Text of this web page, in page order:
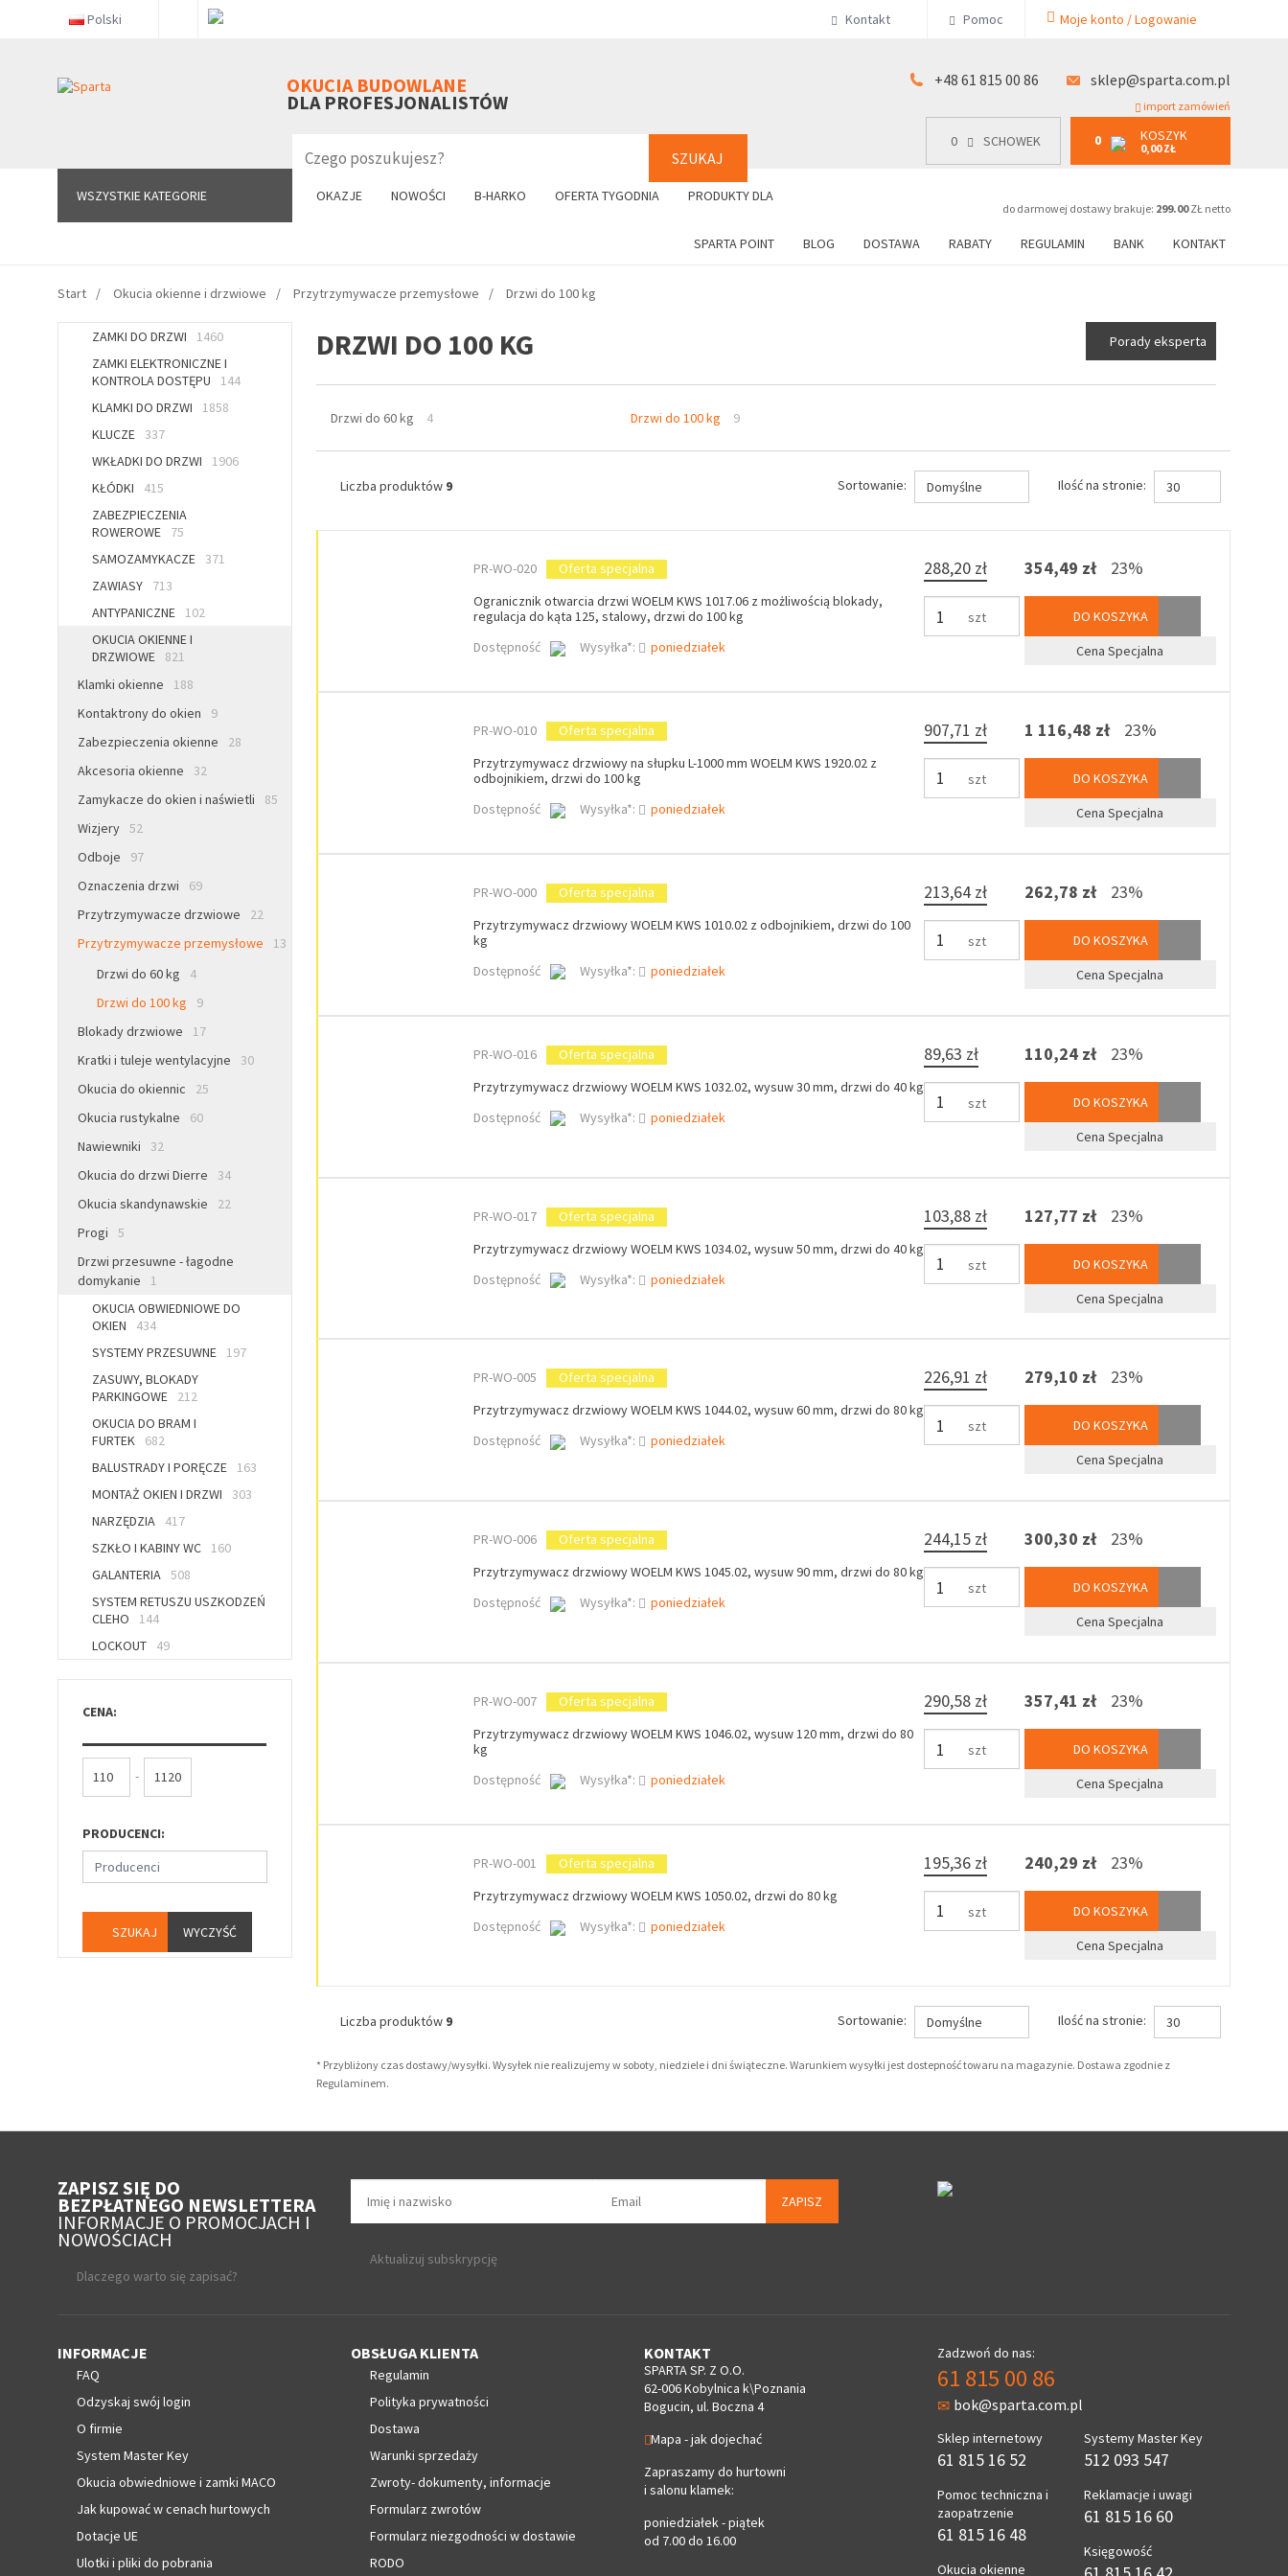
Polski Kontakt Pomoc Moje konto / Logowanie
OKUCIA BUDOWLANE
DLA PROFESJONALISTÓW
SZUKAJ
+48 61 815 00 86 sklep@sparta.com.pl
import zamówień
0 SCHOWEK 0 KOSZYK
0,00 ZŁ
do darmowej dostawy brakuje: 299.00ZŁ netto
WSZYSTKIE KATEGORIE OKAZJE NOWOŚCI B-HARKO OFERTA TYGODNIA PRODUKTY DLA
SPARTA POINT BLOG DOSTAWA RABATY REGULAMIN BANK KONTAKT
WSZYSTKIE KATEGORIE 0 SCHOWEK 0 KOSZYK
0,00 ZŁ
+48 61 815 00 86
Start Okucia okienne i drzwiowe Przytrzymywacze przemysłowe Drzwi do 100 kg
ZAMKI DO DRZWI
1460
ZAMKI ELEKTRONICZNE I
KONTROLA DOSTĘPU
144
KLAMKI DO DRZWI
1858
KLUCZE
337
WKŁADKI DO DRZWI
1906
KŁÓDKI
415
ZABEZPIECZENIA
ROWEROWE
75
SAMOZAMYKACZE
371
ZAWIASY
713
ANTYPANICZNE
102
OKUCIA OKIENNE I
DRZWIOWE
821
Klamki okienne
188
Kontaktrony do okien
9
Zabezpieczenia okienne
28
Akcesoria okienne
32
Zamykacze do okien i naświetli
85
Wizjery 52
Odboje
97
Oznaczenia drzwi
69
Przytrzymywacze drzwiowe
22
Przytrzymywacze przemysłowe
13
Drzwi do 60 kg
4
Drzwi do 100 kg
9
Blokady drzwiowe
17
Kratki i tuleje wentylacyjne
30
Okucia do okiennic
25
Okucia rustykalne
60
Nawiewniki
32
Okucia do drzwi Dierre
34
Okucia skandynawskie
22
Progi
5
Drzwi przesuwne - łagodne
domykanie
1
OKUCIA OBWIEDNIOWE DO
OKIEN
434
SYSTEMY PRZESUWNE
197
ZASUWY, BLOKADY
PARKINGOWE
212
OKUCIA DO BRAM I
FURTEK
682
BALUSTRADY I PORĘCZE
163
MONTAŻ OKIEN I DRZWI
303
NARZĘDZIA
417
SZKŁO I KABINY WC
160
GALANTERIA 508
SYSTEM RETUSZU USZKODZEŃ
CLEHO
144
LOCKOUT
49
CENA:
-
PRODUCENCI:
Producenci
WYCZYŚĆ
DRZWI DO 100 KG Porady eksperta
Drzwi do 60 kg 4 Drzwi do 100 kg 9
Liczba produktów 9 Sortowanie: Domyślne Ilość na stronie: 30
PR-WO-020
Oferta specjalna
Ogranicznik otwarcia drzwi WOELM KWS 1017.06 z możliwością blokady,
regulacja do kąta 125, stalowy, drzwi do 100 kg
Dostępność
Wysyłka*: poniedziałek
288,20 zł
szt
354,49 zł 23%
DO KOSZYKA
Cena Specjalna
PR-WO-010
Oferta specjalna
Przytrzymywacz drzwiowy na słupku L-1000 mm WOELM KWS 1920.02 z
odbojnikiem, drzwi do 100 kg
Dostępność
Wysyłka*: poniedziałek
907,71 zł
szt
1 116,48 zł 23%
DO KOSZYKA
Cena Specjalna
PR-WO-000
Oferta specjalna
Przytrzymywacz drzwiowy WOELM KWS 1010.02 z odbojnikiem, drzwi do 100
kg
Dostępność
Wysyłka*: poniedziałek
213,64 zł
szt
262,78 zł 23%
DO KOSZYKA
Cena Specjalna
PR-WO-016
Oferta specjalna
Przytrzymywacz drzwiowy WOELM KWS 1032.02, wysuw 30 mm, drzwi do 40 kg
Dostępność
Wysyłka*: poniedziałek
89,63 zł
szt
110,24 zł 23%
DO KOSZYKA
Cena Specjalna
PR-WO-017
Oferta specjalna
Przytrzymywacz drzwiowy WOELM KWS 1034.02, wysuw 50 mm, drzwi do 40 kg
Dostępność
Wysyłka*: poniedziałek
103,88 zł
szt
127,77 zł 23%
DO KOSZYKA
Cena Specjalna
PR-WO-005
Oferta specjalna
Przytrzymywacz drzwiowy WOELM KWS 1044.02, wysuw 60 mm, drzwi do 80 kg
Dostępność
Wysyłka*: poniedziałek
226,91 zł
szt
279,10 zł 23%
DO KOSZYKA
Cena Specjalna
PR-WO-006
Oferta specjalna
Przytrzymywacz drzwiowy WOELM KWS 1045.02, wysuw 90 mm, drzwi do 80 kg
Dostępność
Wysyłka*: poniedziałek
244,15 zł
szt
300,30 zł 23%
DO KOSZYKA
Cena Specjalna
PR-WO-007
Oferta specjalna
Przytrzymywacz drzwiowy WOELM KWS 1046.02, wysuw 120 mm, drzwi do 80
kg
Dostępność
Wysyłka*: poniedziałek
290,58 zł
szt
357,41 zł 23%
DO KOSZYKA
Cena Specjalna
PR-WO-001
Oferta specjalna
Przytrzymywacz drzwiowy WOELM KWS 1050.02, drzwi do 80 kg
Dostępność
Wysyłka*: poniedziałek
195,36 zł
szt
240,29 zł 23%
DO KOSZYKA
Cena Specjalna
Liczba produktów 9 Sortowanie: Domyślne Ilość na stronie: 30
* Przybliżony czas dostawy/wysyłki. Wysyłek nie realizujemy w soboty, niedziele i dni świąteczne. Warunkiem wysyłki jest dostepność towaru na magazynie. Dostawa zgodnie z
Regulaminem.
ZAPISZ SIĘ DO
BEZPŁATNEGO NEWSLETTERA
INFORMACJE O PROMOCJACH I
NOWOŚCIACH
Dlaczego warto się zapisać?
ZAPISZ
Aktualizuj subskrypcję
INFORMACJE
FAQ
Odzyskaj swój login
O firmie
System Master Key
Okucia obwiedniowe i zamki MACO
Jak kupować w cenach hurtowych
Dotacje UE
Ulotki i pliki do pobrania
OBSŁUGA KLIENTA
Regulamin
Polityka prywatności
Dostawa
Warunki sprzedaży
Zwroty- dokumenty, informacje
Formularz zwrotów
Formularz niezgodności w dostawie
RODO
KONTAKT
SPARTA SP. Z O.O.
62-006 Kobylnica k\Poznania
Bogucin, ul. Boczna 4
Mapa - jak dojechać
Zapraszamy do hurtowni
i salonu klamek:
poniedziałek - piątek
od 7.00 do 16.00
Zadzwoń do nas:
61 815 00 86
bok@sparta.com.pl
Sklep internetowy
61 815 16 52
Pomoc techniczna i
zaopatrzenie
61 815 16 48
Okucia okienne
Systemy Master Key
512 093 547
Reklamacje i uwagi
61 815 16 60
Księgowość